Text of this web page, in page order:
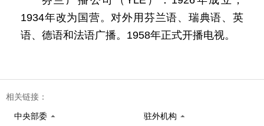
1934年改为国营。对外用芬兰语、瑞典语、英
语、德语和法语广播。1958年正式开播电视。
相关链接：
中央部委 驻外机构